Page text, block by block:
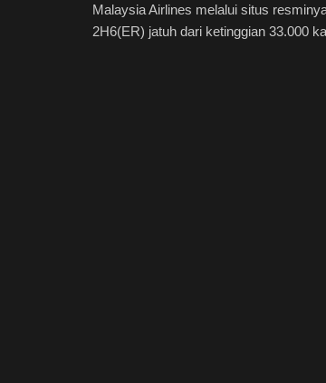
Malaysia Airlines melalui situs
2H6(ER) jatuh dari ketinggian 33.000